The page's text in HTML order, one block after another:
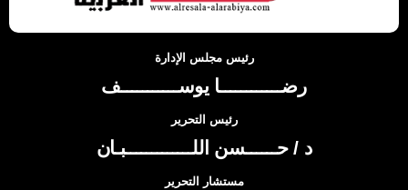
رئيس مجلس الإدارة
رضــــــــــــا يوســـــــــــف
رئيس التحرير
د / حــــــسن اللـــــــــــــبـان
مستشار التحرير